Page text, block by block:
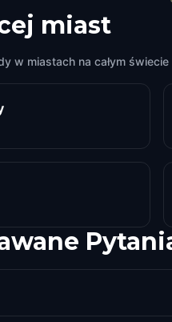
miast
w miastach na całym świecie